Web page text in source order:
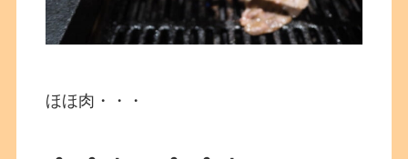
ほほ肉・・・